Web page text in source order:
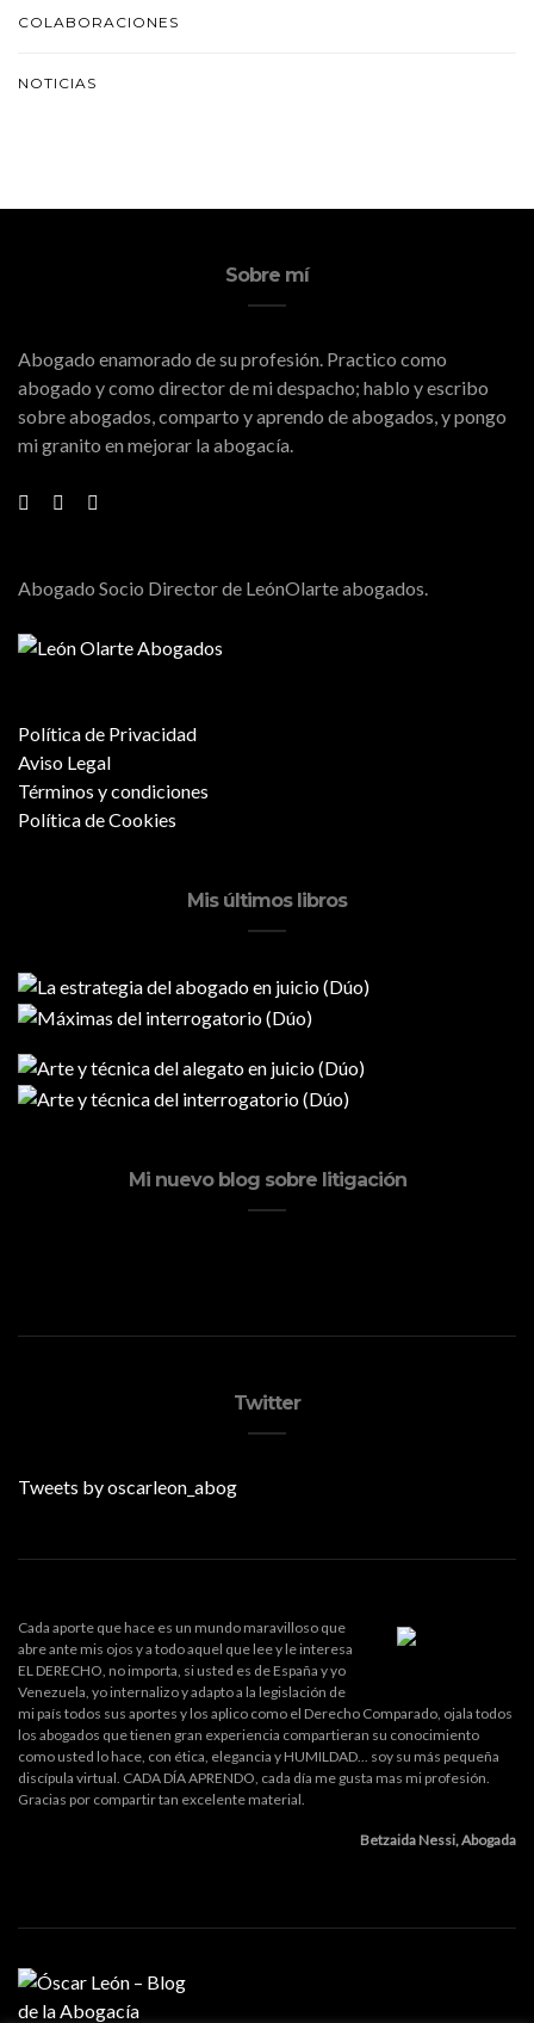
COLABORACIONES
NOTICIAS
Sobre mí
Abogado enamorado de su profesión. Practico como
abogado y como director de mi despacho; hablo y escribo
sobre abogados, comparto y aprendo de abogados, y pongo
mi granito en mejorar la abogacía.
Abogado Socio Director de LeónOlarte abogados.
Política de Privacidad
Aviso Legal
Términos y condiciones
Política de Cookies
Mis últimos libros
Mi nuevo blog sobre litigación
Twitter
Tweets by oscarleon_abog
Cada aporte que hace es un mundo maravilloso que
abre ante mis ojos y a todo aquel que lee y le interesa
EL DERECHO, no importa, si usted es de España y yo
Venezuela, yo internalizo y adapto a la legislación de
mi país todos sus aportes y los aplico como el Derecho Comparado, ojala todos
los abogados que tienen gran experiencia compartieran su conocimiento
como usted lo hace, con ética, elegancia y HUMILDAD... soy su más pequeña
discípula virtual. CADA DÍA APRENDO, cada día me gusta mas mi profesión.
Gracias por compartir tan excelente material.
Betzaida Nessi, Abogada